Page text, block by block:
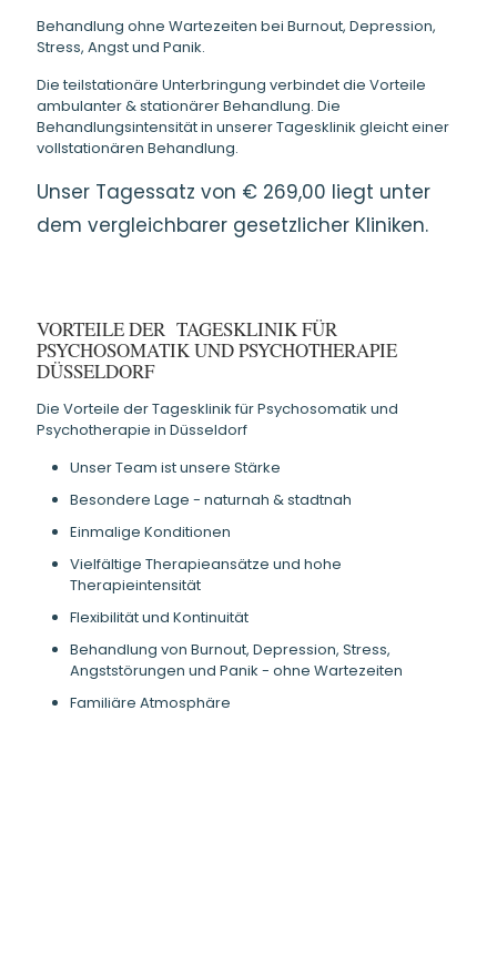
Behandlung ohne Wartezeiten bei Burnout, Depression,
Stress, Angst und Panik.
Die teilstationäre Unterbringung verbindet die Vorteile
ambulanter & stationärer Behandlung. Die
Behandlungsintensität in unserer Tagesklinik gleicht einer
vollstationären Behandlung.
Unser Tagessatz von € 269,00 liegt unter
dem vergleichbarer gesetzlicher Kliniken.
VORTEILE DER TAGESKLINIK FÜR
PSYCHOSOMATIK UND PSYCHOTHERAPIE
DÜSSELDORF
Die Vorteile der Tagesklinik für Psychosomatik und
Psychotherapie in Düsseldorf
Unser Team ist unsere Stärke
Besondere Lage - naturnah & stadtnah
Einmalige Konditionen
Vielfältige Therapieansätze und hohe
Therapieintensität
Flexibilität und Kontinuität
Behandlung von Burnout, Depression, Stress,
Angststörungen und Panik - ohne Wartezeiten
Familiäre Atmosphäre